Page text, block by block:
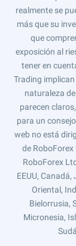
realmente se
más que su
que
exposición al
tener en
Trading
naturaleza
parecen
para un
web no está
de
RoboForex
EEUU,
Oriental,
Bielorrusia,
Micronesia,